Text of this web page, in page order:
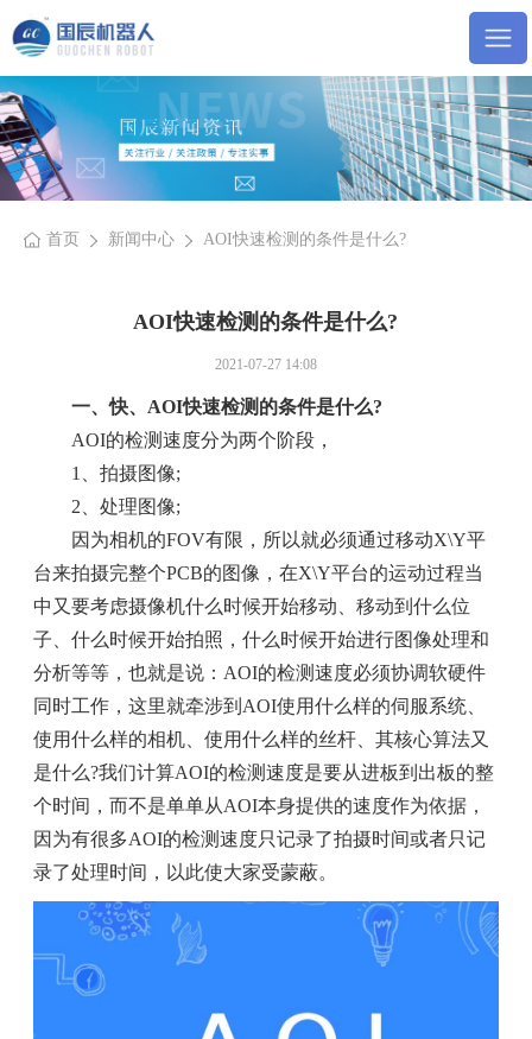
首页 新闻中心 AOI快速检测的条件是什么?
AOI快速检测的条件是什么?
2021-07-27 14:08
一、快、AOI快速检测的条件是什么?
AOI的检测速度分为两个阶段，
1、拍摄图像;
2、处理图像;
因为相机的FOV有限，所以就必须通过移动X\Y平
台来拍摄完整个PCB的图像，在X\Y平台的运动过程当
中又要考虑摄像机什么时候开始移动、移动到什么位
子、什么时候开始拍照，什么时候开始进行图像处理和
分析等等，也就是说：AOI的检测速度必须协调软硬件
同时工作，这里就牵涉到AOI使用什么样的伺服系统、
使用什么样的相机、使用什么样的丝杆、其核心算法又
是什么?我们计算AOI的检测速度是要从进板到出板的整
个时间，而不是单单从AOI本身提供的速度作为依据，
因为有很多AOI的检测速度只记录了拍摄时间或者只记
录了处理时间，以此使大家受蒙蔽。